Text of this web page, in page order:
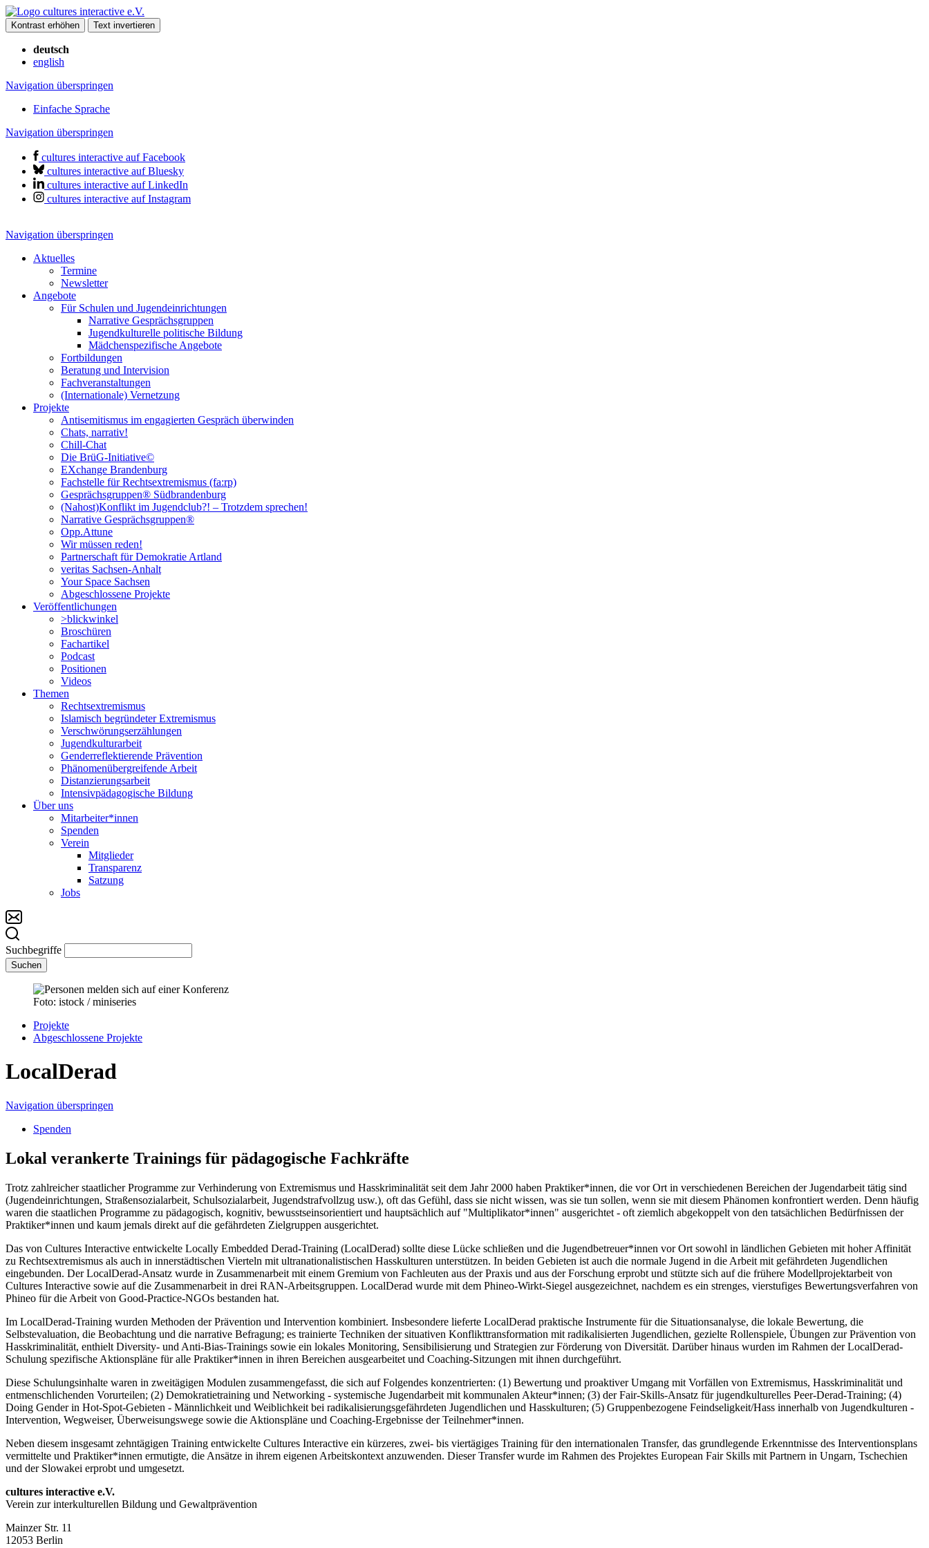
Kontrast erhöhen Text invertieren
deutsch
english
Navigation überspringen
Einfache Sprache
Navigation überspringen
cultures interactive auf Facebook
cultures interactive auf Bluesky
cultures interactive auf LinkedIn
cultures interactive auf Instagram
Navigation überspringen
Aktuelles
Termine
Newsletter
Angebote
Für Schulen und Jugendeinrichtungen
Narrative Gesprächsgruppen
Jugendkulturelle politische Bildung
Mädchenspezifische Angebote
Fortbildungen
Beratung und Intervision
Fachveranstaltungen
(Internationale) Vernetzung
Projekte
Antisemitismus im engagierten Gespräch überwinden
Chats, narrativ!
Chill-Chat
Die BrüG-Initiative©
EXchange Brandenburg
Fachstelle für Rechtsextremismus (fa:rp)
Gesprächsgruppen® Südbrandenburg
(Nahost)Konflikt im Jugendclub?! – Trotzdem sprechen!
Narrative Gesprächsgruppen®
Opp.Attune
Wir müssen reden!
Partnerschaft für Demokratie Artland
veritas Sachsen-Anhalt
Your Space Sachsen
Abgeschlossene Projekte
Veröffentlichungen
>blickwinkel
Broschüren
Fachartikel
Podcast
Positionen
Videos
Themen
Rechtsextremismus
Islamisch begründeter Extremismus
Verschwörungs­erzählungen
Jugendkulturarbeit
Genderreflektierende Prävention
Phänomenüber­greifende Arbeit
Distanzierungsarbeit
Intensivpädagogische Bildung
Über uns
Mitarbeiter*innen
Spenden
Verein
Mitglieder
Transparenz
Satzung
Jobs
Suchbegriffe
Suchen
Foto: istock / miniseries
Projekte
Abgeschlossene Projekte
LocalDerad
Navigation überspringen
Spenden
Lokal verankerte Trainings für pädagogische Fachkräfte
Trotz zahlreicher staatlicher Programme zur Verhinderung von Extremismus und Hasskriminalität seit dem Jahr 2000 haben Praktiker*innen, die vor Ort in verschiedenen Bereichen der Jugendarbeit tätig sind
(Jugendeinrichtungen, Straßensozialarbeit, Schulsozialarbeit, Jugendstrafvollzug usw.), oft das Gefühl, dass sie nicht wissen, was sie tun sollen, wenn sie mit diesem Phänomen konfrontiert werden. Denn häufig
waren die staatlichen Programme zu pädagogisch, kognitiv, bewusstseinsorientiert und hauptsächlich auf "Multiplikator*innen" ausgerichtet - oft ziemlich abgekoppelt von den tatsächlichen Bedürfnissen der
Praktiker*innen und kaum jemals direkt auf die gefährdeten Zielgruppen ausgerichtet.
Das von Cultures Interactive entwickelte Locally Embedded Derad-Training (LocalDerad) sollte diese Lücke schließen und die Jugendbetreuer*innen vor Ort sowohl in ländlichen Gebieten mit hoher Affinität
zu Rechtsextremismus als auch in innerstädtischen Vierteln mit ultranationalistischen Hasskulturen unterstützen. In beiden Gebieten ist auch die normale Jugend in die Arbeit mit gefährdeten Jugendlichen
eingebunden. Der LocalDerad-Ansatz wurde in Zusammenarbeit mit einem Gremium von Fachleuten aus der Praxis und aus der Forschung erprobt und stützte sich auf die frühere Modellprojektarbeit von
Cultures Interactive sowie auf die Zusammenarbeit in drei RAN-Arbeitsgruppen. LocalDerad wurde mit dem Phineo-Wirkt-Siegel ausgezeichnet, nachdem es ein strenges, vierstufiges Bewertungsverfahren von
Phineo für die Arbeit von Good-Practice-NGOs bestanden hat.
Im LocalDerad-Training wurden Methoden der Prävention und Intervention kombiniert. Insbesondere lieferte LocalDerad praktische Instrumente für die Situationsanalyse, die lokale Bewertung, die
Selbstevaluation, die Beobachtung und die narrative Befragung; es trainierte Techniken der situativen Konflikttransformation mit radikalisierten Jugendlichen, gezielte Rollenspiele, Übungen zur Prävention von
Hasskriminalität, enthielt Diversity- und Anti-Bias-Trainings sowie ein lokales Monitoring, Sensibilisierung und Strategien zur Förderung von Diversität. Darüber hinaus wurden im Rahmen der LocalDerad-
Schulung spezifische Aktionspläne für alle Praktiker*innen in ihren Bereichen ausgearbeitet und Coaching-Sitzungen mit ihnen durchgeführt.
Diese Schulungsinhalte waren in zweitägigen Modulen zusammengefasst, die sich auf Folgendes konzentrierten: (1) Bewertung und proaktiver Umgang mit Vorfällen von Extremismus, Hasskriminalität und
entmenschlichenden Vorurteilen; (2) Demokratietraining und Networking - systemische Jugendarbeit mit kommunalen Akteur*innen; (3) der Fair-Skills-Ansatz für jugendkulturelles Peer-Derad-Training; (4)
Doing Gender in Hot-Spot-Gebieten - Männlichkeit und Weiblichkeit bei radikalisierungsgefährdeten Jugendlichen und Hasskulturen; (5) Gruppenbezogene Feindseligkeit/Hass innerhalb von Jugendkulturen -
Intervention, Wegweiser, Überweisungswege sowie die Aktionspläne und Coaching-Ergebnisse der Teilnehmer*innen.
Neben diesem insgesamt zehntägigen Training entwickelte Cultures Interactive ein kürzeres, zwei- bis viertägiges Training für den internationalen Transfer, das grundlegende Erkenntnisse des Interventionsplans
vermittelte und Praktiker*innen ermutigte, die Ansätze in ihrem eigenen Arbeitskontext anzuwenden. Dieser Transfer wurde im Rahmen des Projektes European Fair Skills mit Partnern in Ungarn, Tschechien
und der Slowakei erprobt und umgesetzt.
cultures interactive e.V.
Verein zur interkulturellen Bildung und Gewaltprävention
Mainzer Str. 11
12053 Berlin